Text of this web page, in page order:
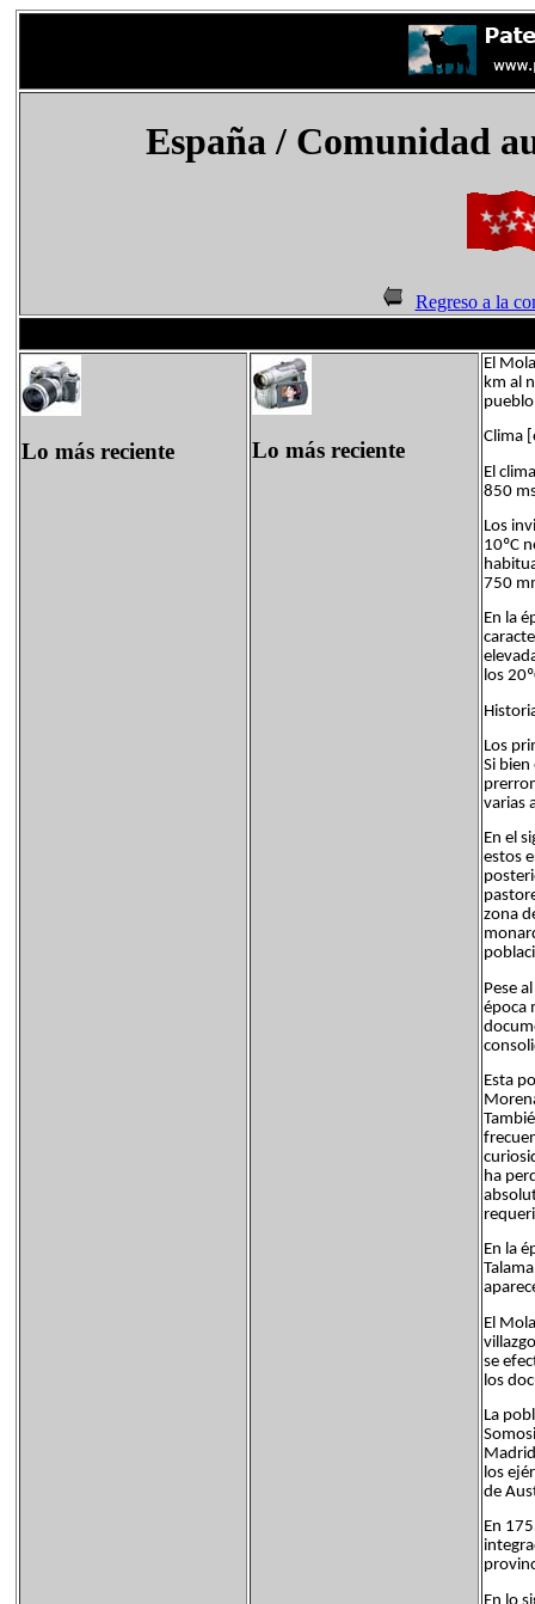
España/ Comunidad
Regreso a la
Lo más reciente Lo más reciente
El
km al
Clima
El
850
Los
10ºC
750
En la
los
Los
Si
varias
En el
estos
zona
Pese
época
Esta
ha
En la
El
se
los
La
los
de
En